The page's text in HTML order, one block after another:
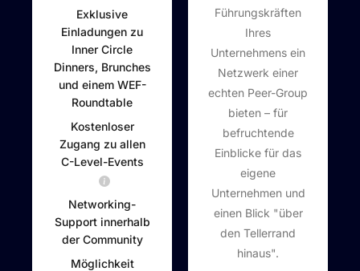
Exklusive
Einladungen zu
Inner Circle
Dinners, Brunches
und einem WEF-
Roundtable
Kostenloser
Zugang zu allen
C-Level-Events
Networking-
Support innerhalb
der Community
Möglichkeit
Führungskräften
Ihres
Unternehmens ein
Netzwerk einer
echten Peer-Group
bieten – für
befruchtende
Einblicke für das
eigene
Unternehmen und
einen Blick "über
den Tellerrand
hinaus".